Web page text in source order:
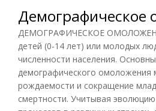
Демографическое
ДЕМОГРАФИЧЕСКОЕ
детей (0-14 лет) или молодых
численности населения.
демографического омоложения
рождаемости и сокращение
смертности. Учитывая